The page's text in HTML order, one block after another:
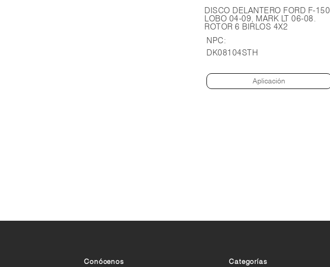
DISCO DELANTERO FORD F-150
LOBO 04-09, MARK LT 06-08.
ROTOR 6 BIRLOS 4X2
NPC:
DK08104STH
Aplicación
Conócenos Categorías